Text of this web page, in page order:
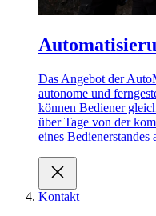
Das Angebot der
autonome und
können Bediener
über Tage von der
eines Bedienerstandes
Kontakt